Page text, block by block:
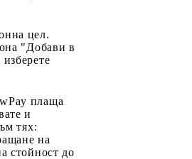
цел.
"Добави в
плаща
и
тях:
на
стойност до